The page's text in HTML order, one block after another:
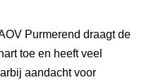
Purmerend draagt de
toe en heeft veel
aandacht voor